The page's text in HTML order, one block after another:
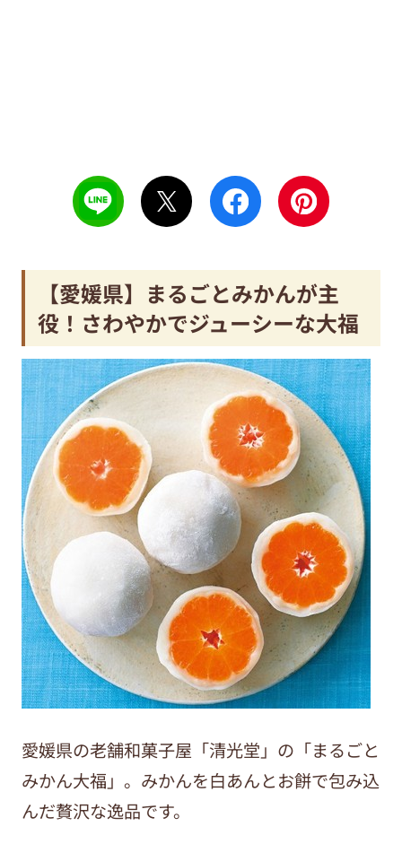
【愛媛県】まるごとみかんが主
役！さわやかでジューシーな大福
愛媛県の老舗和菓子屋「清光堂」の「まるごと
みかん大福」。みかんを白あんとお餅で包み込
んだ贅沢な逸品です。